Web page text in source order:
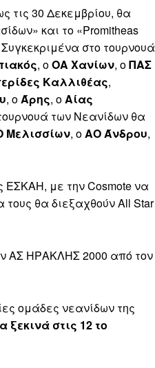
τις 30 Δεκεμβρίου, θα
και το «Promitheas
στο τουρνουά
, οΟΑ Χανίων, οΠΑΣ
Καλλιθέας,
, οΆρης, οΑίας
των Νεανίδων θα
Μελισσίων, οΑΟ Άνδρου,
ΕΣΚΑΗ, με την Cosmote να
θα διεξαχθούν All Star
ΑΣ ΗΡΑΚΛΗΣ 2000 από τον
ομάδες νεανίδων της
στις 12 το